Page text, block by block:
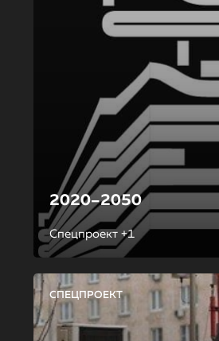
2020–2050
Спецпроект +1
СПЕЦПРОЕКТ